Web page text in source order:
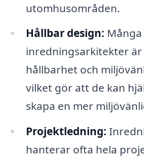
utomhusområden.
Hållbar design: Många
inredningsarkitekter
hållbarhet och
vilket gör att de kan
skapa en mer
Projektledning:
hanterar ofta hela